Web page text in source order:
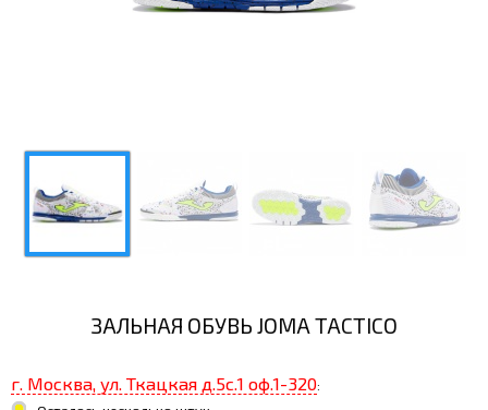
ЗАЛЬНАЯ ОБУВЬ JOMA TACTICO
г. Москва, ул. Ткацкая д.5с.1 оф.1-320: